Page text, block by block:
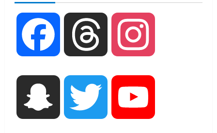
Facebook Threads
Snapchat Twitter
August 5, 2026
UTTARAKHAND NEWS
एमआईटी वर्ल्ड पीस यूनिवर्सिटी और जर्मनी के
बीएसबीआई के बीच समझौता; भारतीय छात्रों
August 5, 2026
STATES NEWS
महाराज की राजस्थान के मुख्यमंत्री से
शिष्टाचार भेंट पर्यटन और सांस्कृतिक